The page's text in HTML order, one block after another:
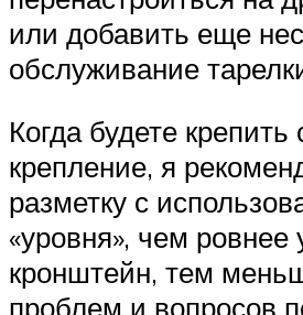
или добавить еще
обслуживание
Когда будете крепить
крепление, я
разметку с
«уровня», чем ровнее
кронштейн, тем
проблем и вопросов